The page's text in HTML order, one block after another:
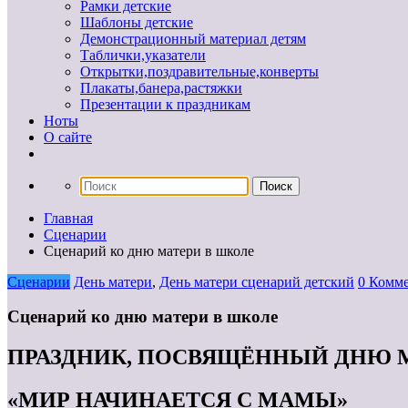
Рамки детские
Шаблоны детские
Демонстрационный материал детям
Таблички,указатели
Открытки,поздравительные,конверты
Плакаты,банера,растяжки
Презентации к праздникам
Ноты
О сайте
Главная
Сценарии
Сценарий ко дню матери в школе
Сценарии День матери, День матери сценарий детский 0
Сценарий ко дню матери в школе
ПРАЗДНИК, ПОСВЯЩЁННЫЙ ДНЮ
«МИР НАЧИНАЕТСЯ С МАМЫ»